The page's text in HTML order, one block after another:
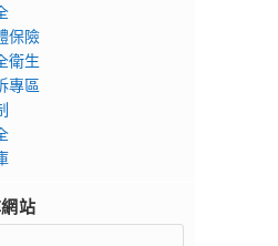
保險
衛生
專區
站